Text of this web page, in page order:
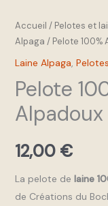
Accueil / Pelotes et
Alpaga / Pelote 100%
Laine Alpaga,
Pelote
12,00 €
La pelote de laine
de Créations du